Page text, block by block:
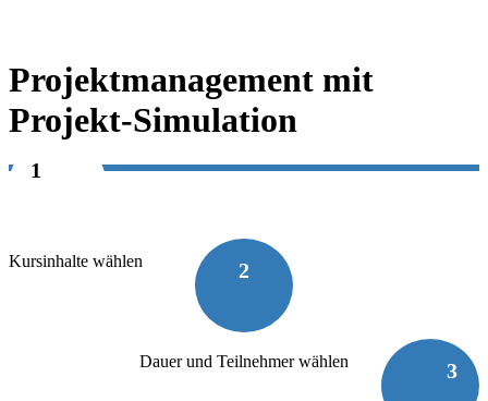
Projektmanagement mit
Projekt-Simulation
1
Kursinhalte wählen 2
Dauer und Teilnehmer wählen 3